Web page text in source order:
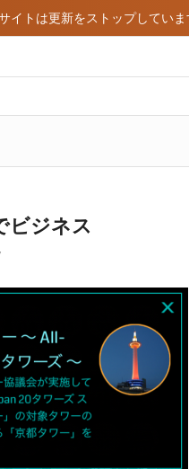
イトは更新をストップしてい
ビジネス